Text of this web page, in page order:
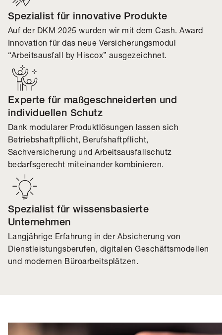
Spezialist für innovative Produkte
Auf der DKM 2025 wurden wir mit dem Cash. Award
Innovation für das neue Versicherungsmodul
“Arbeitsausfall by Hiscox” ausgezeichnet.
Experte für maßgeschneiderten und
individuellen Schutz
Dank modularer Produktlösungen lassen sich
Betriebshaftpflicht, Berufshaftpflicht,
Sachversicherung und Arbeitsausfallschutz
bedarfsgerecht miteinander kombinieren.
Spezialist für wissensbasierte
Unternehmen
Langjährige Erfahrung in der Absicherung von
Dienstleistungsberufen, digitalen Geschäftsmodellen
und modernen Büroarbeitsplätzen.